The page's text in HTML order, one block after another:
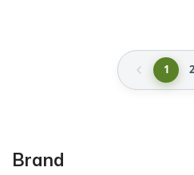
Brand
1 2